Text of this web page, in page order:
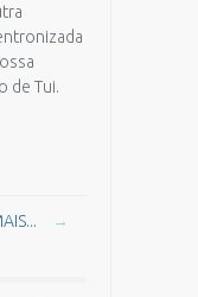
de Tui.
→